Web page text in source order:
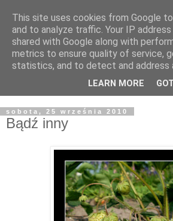
Żyjąc wiarą w
świecie
Blog pastora Pawła Bartosika
sobota, 25 września 2010
Bądź inny
This site uses cookies from Google
and to analyze traffic. Your IP
shared with Google along with
metrics to ensure quality of service,
statistics, and to detect and address
LEARN MORE